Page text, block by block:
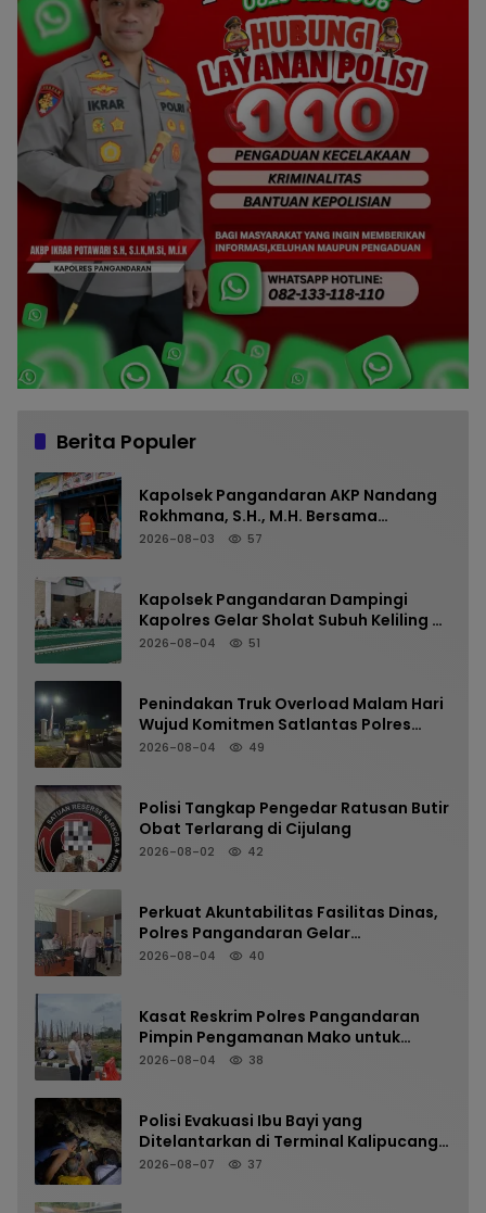
Berita Populer
Kapolsek Pangandaran AKP Nandang
Rokhmana, S.H., M.H. Bersama
Anggota Cek TKP Kebakaran Ruko
2026-08-03 57
Kapolsek Pangandaran Dampingi
Kapolres Gelar Sholat Subuh Keliling di
Masjid Jami Al-Furqon, Pererat
2026-08-04 51
Penindakan Truk Overload Malam Hari
Wujud Komitmen Satlantas Polres
Pangandaran Menjaga Keselamatan
2026-08-04 49
Polisi Tangkap Pengedar Ratusan Butir
Obat Terlarang di Cijulang
2026-08-02 42
Perkuat Akuntabilitas Fasilitas Dinas,
Polres Pangandaran Gelar
Pemeriksaan Senpi Berkala
2026-08-04 40
Kasat Reskrim Polres Pangandaran
Pimpin Pengamanan Mako untuk
Perkuat Kesiapsiagaan Personel
2026-08-04 38
Polisi Evakuasi Ibu Bayi yang
Ditelantarkan di Terminal Kalipucang
dari Dalam Goa
2026-08-07 37